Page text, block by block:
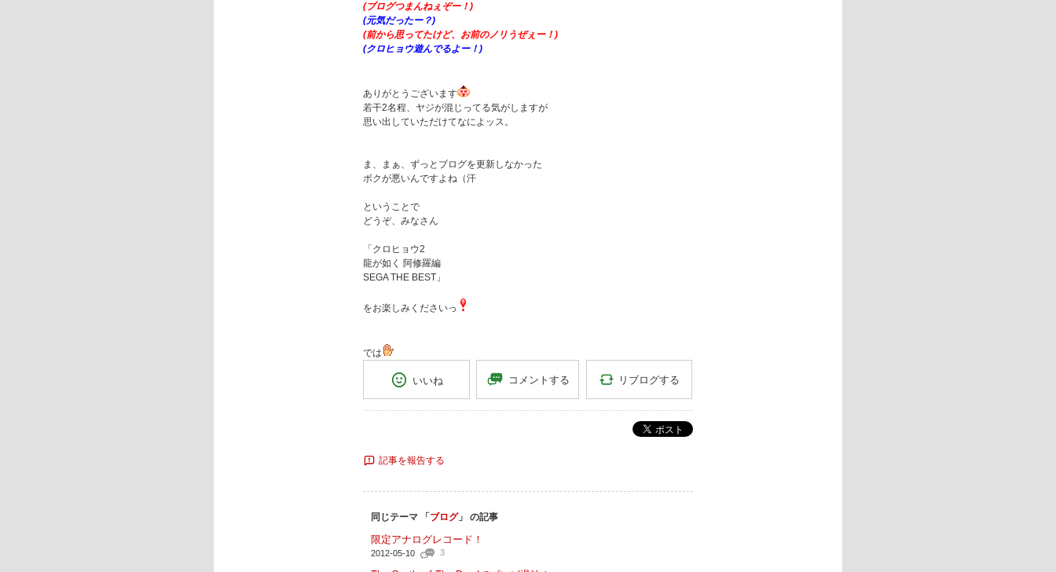
(ブログつまんねぇぞー！)
(元気だったー？)
(前から思ってたけど、お前のノリうぜぇー！)
(クロヒョウ遊んでるよー！)
ありがとうございます
若干2名程、ヤジが混じってる気がしますが
思い出していただけてなによッス。
ま、まぁ、ずっとブログを更新しなかった
ボクが悪いんですよね（汗
ということで
どうぞ、みなさん
「クロヒョウ2
龍が如く 阿修羅編
SEGA THE BEST」
をお楽しみくださいっ
では
いいね コメントする リブログする
ポスト
記事を報告する
同じテーマ 「 ブログ」 の記事
限定アナログレコード！
2012-05-10 3